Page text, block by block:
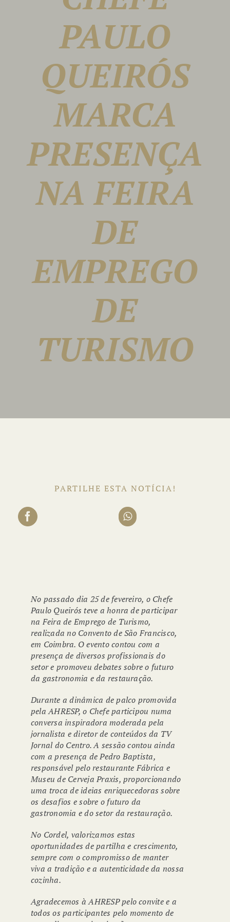
Notícias |
Reservas
PAULO
QUEIRÓS
MARCA
PRESENÇA
NA FEIRA
DE
EMPREGO
DE
TURISMO
PARTILHE ESTA NOTÍCIA!
No passado dia 25 de fevereiro, o Chefe
Paulo Queirós teve a honra de participar
na Feira de Emprego de Turismo,
realizada no Convento de São Francisco,
em Coimbra. O evento contou com a
presença de diversos profissionais do
setor e promoveu debates sobre o futuro
da gastronomia e da restauração.
Durante a dinâmica de palco promovida
pela AHRESP, o Chefe participou numa
conversa inspiradora moderada pela
jornalista e diretor de conteúdos da TV
Jornal do Centro. A sessão contou ainda
com a presença de Pedro Baptista,
responsável pelo restaurante Fábrica e
Museu de Cerveja Praxis, proporcionando
uma troca de ideias enriquecedoras sobre
os desafios e sobre o futuro da
gastronomia e do setor da restauração.
No Cordel, valorizamos estas
oportunidades de partilha e crescimento,
sempre com o compromisso de manter
viva a tradição e a autenticidade da nossa
cozinha.
Agradecemos à AHRESP pelo convite e a
todos os participantes pelo momento de